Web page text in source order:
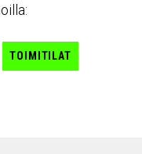
TOIMITILAT